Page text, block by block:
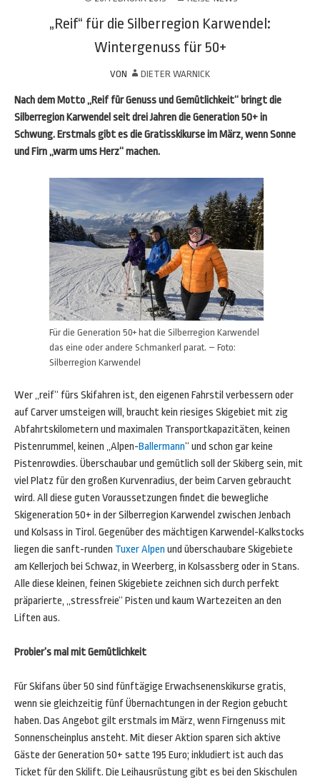
„Reif“ für die Silberregion Karwendel:
Wintergenuss für 50+
VON DIETER WARNICK
Nach dem Motto „Reif für Genuss und Gemütlichkeit“ bringt die
Silberregion Karwendel seit drei Jahren die Generation 50+ in
Schwung. Erstmals gibt es die Gratisskikurse im März, wenn Sonne
und Firn „warm ums Herz“ machen.
Für die Generation 50+ hat die Silberregion Karwendel
das eine oder andere Schmankerl parat. – Foto:
Silberregion Karwendel
Wer „reif“ fürs Skifahren ist, den eigenen Fahrstil verbessern oder
auf Carver umsteigen will, braucht kein riesiges Skigebiet mit zig
Abfahrtskilometern und maximalen Transportkapazitäten, keinen
Pistenrummel, keinen „Alpen-Ballermann“ und schon gar keine
Pistenrowdies. Überschaubar und gemütlich soll der Skiberg sein, mit
viel Platz für den großen Kurvenradius, der beim Carven gebraucht
wird. All diese guten Voraussetzungen findet die bewegliche
Skigeneration 50+ in der Silberregion Karwendel zwischen Jenbach
und Kolsass in Tirol. Gegenüber des mächtigen Karwendel-Kalkstocks
liegen die sanft-runden Tuxer Alpen und überschaubare Skigebiete
am Kellerjoch bei Schwaz, in Weerberg, in Kolsassberg oder in Stans.
Alle diese kleinen, feinen Skigebiete zeichnen sich durch perfekt
präparierte, „stressfreie“ Pisten und kaum Wartezeiten an den
Liften aus.
Probier’s mal mit Gemütlichkeit
Für Skifans über 50 sind fünftägige Erwachsenenskikurse gratis,
wenn sie gleichzeitig fünf Übernachtungen in der Region gebucht
haben. Das Angebot gilt erstmals im März, wenn Firngenuss mit
Sonnenscheinplus ansteht. Mit dieser Aktion sparen sich aktive
Gäste der Generation 50+ satte 195 Euro; inkludiert ist auch das
Ticket für den Skilift. Die Leihausrüstung gibt es bei den Skischulen